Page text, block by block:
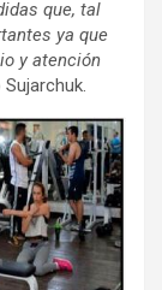
que, tal
ya que
y atención
Sujarchuk.